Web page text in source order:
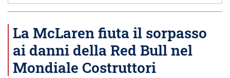
La McLaren fiuta il sorpasso
ai danni della Red Bull nel
Mondiale Costruttori